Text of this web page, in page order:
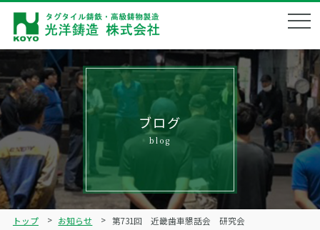
会社概要
Corporate profile
企業理念
Philosophy
製品ラインナップ
鋳造技術
Technical
品質管理
ブログ
blog
トップ お知らせ 第731回 近畿歯車懇話会 研究会